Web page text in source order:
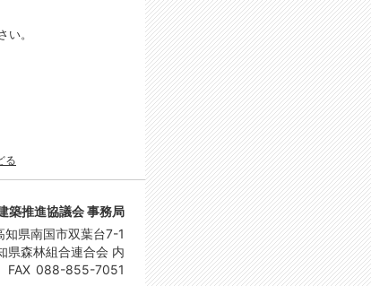
。
る
築推進協議会 事務局
知県南国市双葉台7-1
県森林組合連合会 内
FAX 088-855-7051